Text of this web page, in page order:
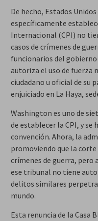
De hecho, Estados
específicamente
Internacional (CPI) no
casos de crímenes de
funcionarios del
autoriza el uso de fuerza
ciudadano u oficial de su
enjuiciado en La Haya,
Washington es uno de
de establecer la CPI, y se
convención. Ahora, la
promoviendo que la
crímenes de guerra,
ese tribunal no tiene
delitos similares
mundo.
Esta renuncia de la Casa